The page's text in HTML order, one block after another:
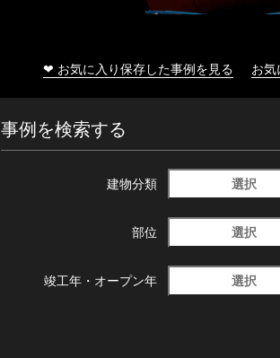
❤ お気に入り保存した事例を見る お
事例を検索する
建物分類 選択
部位 選択
竣工年・ オープン年 選択